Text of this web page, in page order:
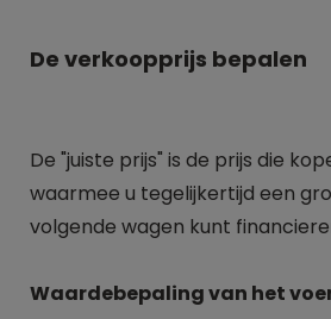
De verkoopprijs bepalen
De "juiste prijs" is de prijs die
waarmee u tegelijkertijd een
volgende wagen kunt
Waardebepaling van het